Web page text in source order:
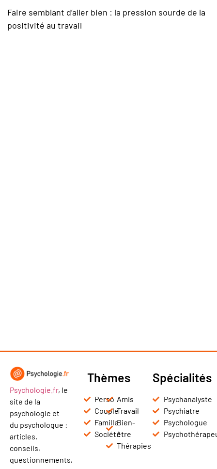
Faire semblant d’aller bien : la pression sourde de la
positivité au travail
Psychologie.fr, le
site de la
psychologie et
du psychologue :
articles,
conseils,
questionnements,
Thèmes
Perso
Couple
Famille
Société
Amis
Travail
Bien-
être
Thérapies
Spécialités
Psychanalyste
Psychiatre
Psychologue